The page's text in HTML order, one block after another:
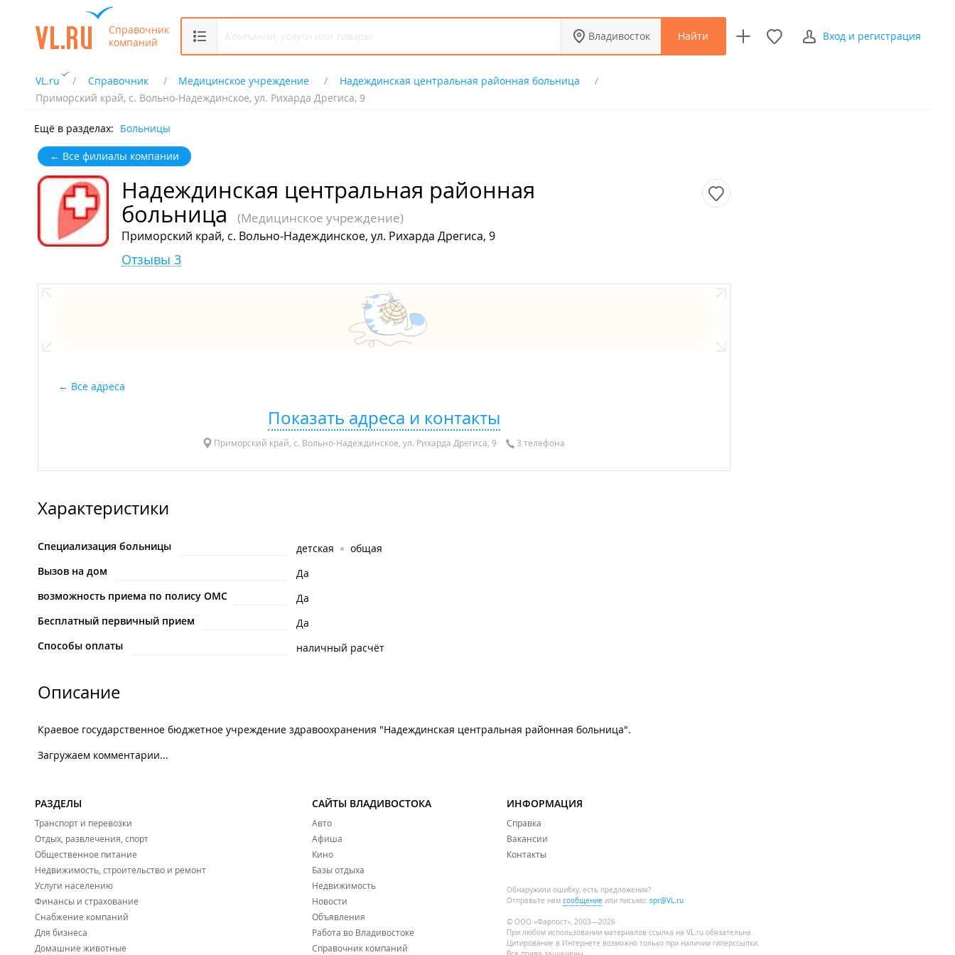
Справочник
компаний
Владивосток Найти Вход и регистрация
VL.ru Справочник Медицинское учреждение
Надеждинская центральная районная больница
Приморский край, с. Вольно-Надеждинское, ул. Рихарда Дрегиса, 9
Ещё в разделах: Больницы
← Все филиалы компании
Надеждинская центральная районная
больница
(Медицинское учреждение)
Приморский край, с. Вольно-Надеждинское, ул. Рихарда Дрегиса, 9
Отзывы 3
Все адреса
Показать адреса и контакты
Приморский край, с. Вольно-Надеждинское, ул. Рихарда Дрегиса, 9 3 телефона
Характеристики
Специализация больницы детская
общая
Вызов на дом
Да
возможность приема по полису ОМС
Да
Бесплатный первичный прием
Да
Способы оплаты
наличный расчёт
Описание
Краевое государственное бюджетное учреждение здравоохранения "Надеждинская центральная районная больница".
Загружаем комментарии...
РАЗДЕЛЫ
Транспорт и перевозки
Отдых, развлечения, спорт
Общественное питание
Недвижимость, строительство и ремонт
Услуги населению
Финансы и страхование
Снабжение компаний
Для бизнеса
Домашние животные
САЙТЫ ВЛАДИВОСТОКА
Авто
Афиша
Кино
Базы отдыха
Недвижимость
Новости
Объявления
Работа во Владивостоке
Справочник компаний
ИНФОРМАЦИЯ
Справка
Вакансии
Контакты
Обнаружили ошибку, есть предложения?
Отправьте нам сообщение или письмо: spr@VL.ru
© ООО «Фарпост», 2003—2026
При любом использовании материалов ссылка на VL.ru обязательна.
Цитирование в Интернете возможно только при наличии гиперссылки.